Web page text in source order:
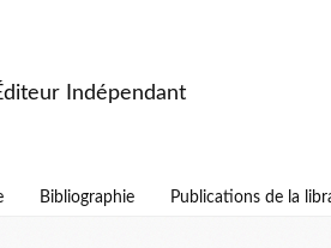
Indépendant
Bibliographie Publications de la